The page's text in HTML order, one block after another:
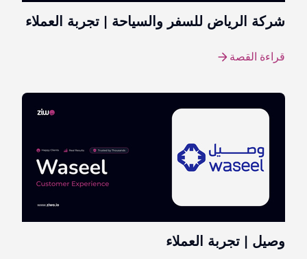
شركة الرياض للسفر والسياحة | تجربة العملاء
قراءة القصة
وصيل | تجربة العملاء